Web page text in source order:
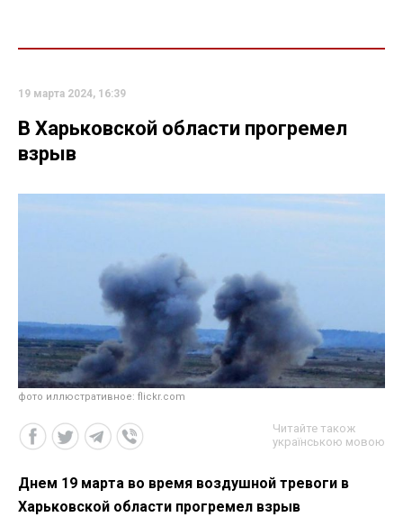
19 марта 2024, 16:39
В Харьковской области прогремел
взрыв
фото иллюстративное: flickr.com
Читайте також
українською мовою
Днем 19 марта во время воздушной тревоги в
Харьковской области прогремел взрыв